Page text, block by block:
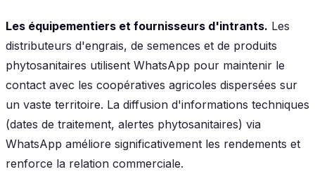
Les équipementiers et fournisseurs d'intrants. Les
distributeurs d'engrais, de semences et de produits
phytosanitaires utilisent WhatsApp pour maintenir le
contact avec les coopératives agricoles dispersées sur
un vaste territoire. La diffusion d'informations techniques
(dates de traitement, alertes phytosanitaires) via
WhatsApp améliore significativement les rendements et
renforce la relation commerciale.